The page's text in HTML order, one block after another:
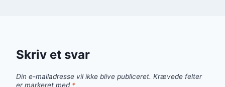
Skriv et svar
Din e-mailadresse vil ikke blive publiceret. Krævede felter
er markeret med *